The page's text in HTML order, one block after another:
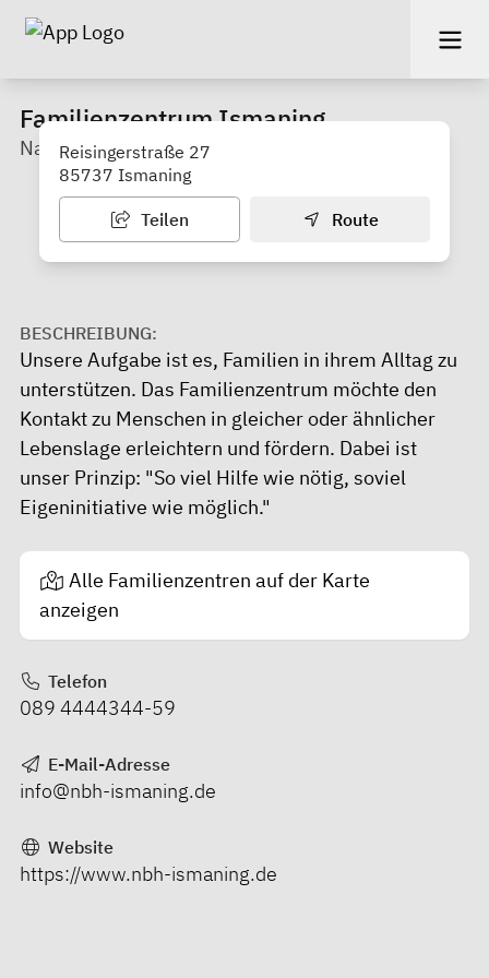
Familienzentrum Ismaning
Nachbarschaftshilfe Ismaning e.V.
Reisingerstraße 27
85737 Ismaning
Teilen Route
BESCHREIBUNG:
Unsere Aufgabe ist es, Familien in ihrem Alltag zu
unterstützen. Das Familienzentrum möchte den
Kontakt zu Menschen in gleicher oder ähnlicher
Lebenslage erleichtern und fördern. Dabei ist
unser Prinzip: "So viel Hilfe wie nötig, soviel
Eigeninitiative wie möglich."
Alle Familienzentren auf der Karte
anzeigen
Telefon
089 4444344-59
E-Mail-Adresse
info@nbh-ismaning.de
Website
https://www.nbh-ismaning.de